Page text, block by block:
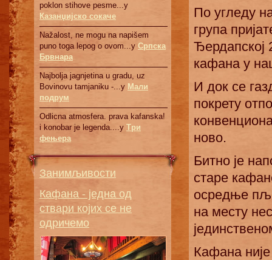
poklon stihove pesme...у
Казанџијско сокаче
Nažalost, ne mogu na napišem
puno toga lepog o ovom...у Српскa
Брвнaрa
Najbolja jagnjetina u gradu, uz
Bovinovu tamjaniku -...у Мали
подрум
Odlicna atmosfera. prava kafanska!
i konobar je legenda....у Три
фењера
Занимљивости
Кафана - једна од
ствари којих се не
одричемо
По угледу
група
Ђердапској
кафана у
И док се
покрету
ново.
Битно је
старе
осредње
на месту
Кафана